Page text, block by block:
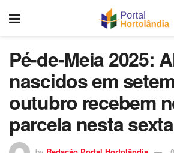
Pé-de-Meia 2025:
nascidos em
outubro recebem
parcela nesta